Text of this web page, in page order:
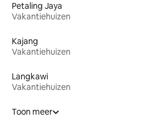
Petaling Jaya
Vakantiehuizen
Kajang
Vakantiehuizen
Langkawi
Vakantiehuizen
Toon meer